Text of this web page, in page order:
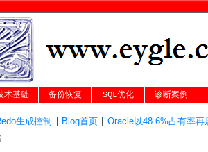
术基础 备份恢复 SQL优化 诊断案例
生成控制 Blog首页| Oracle以48.6%占有率再